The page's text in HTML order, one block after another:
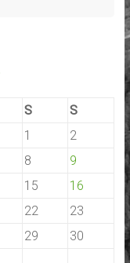
S
S
1
2
8
9
15
16
22
23
29
30